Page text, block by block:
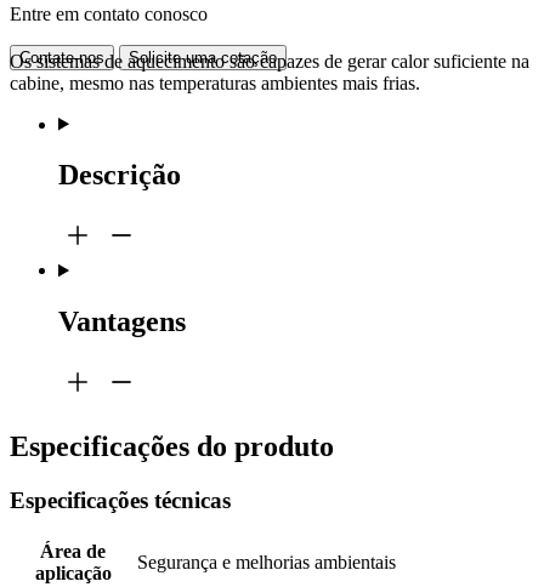
Entre em contato conosco
Contate-nos Solicite uma cotação
Os sistemas de aquecimento são capazes de gerar calor suficiente na
cabine, mesmo nas temperaturas ambientes mais frias.
Descrição
Vantagens
Especificações do produto
Especificações técnicas
Área de
aplicação
Segurança e melhorias ambientais